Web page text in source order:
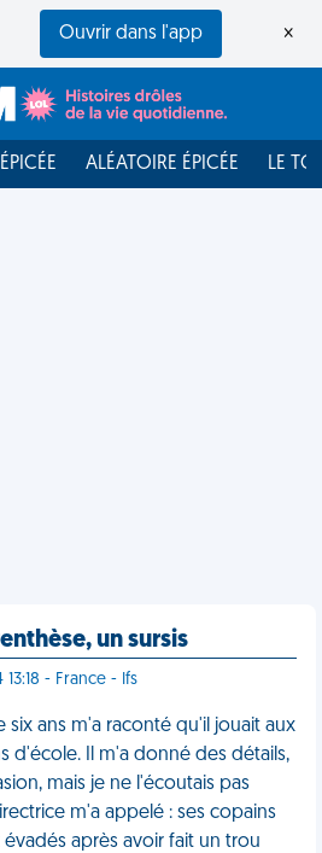
Ouvrir dans l'app ×
ÉPICÉE ALÉATOIRE ÉPICÉE LE
un sursis
- France - Ifs
six ans m'a raconté qu'il jouait aux
d'école. Il m'a donné des détails,
mais je ne l'écoutais pas
m'a appelé : ses copains
après avoir fait un trou